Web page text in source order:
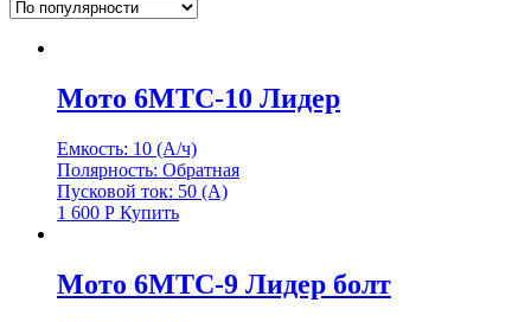
Мото 6МТС-10 Лидер
Емкость: 10 (А/ч)
Полярность: Обратная
Пусковой ток: 50 (А)
1 600 Р Купить
Мото 6МТС-9 Лидер болт